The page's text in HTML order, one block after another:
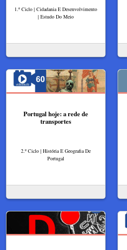
1.º Ciclo | Cidadania E Desenvolvimento
| Estudo Do Meio
Portugal hoje: a rede de
transportes
2.º Ciclo | História E Geografia De
Portugal